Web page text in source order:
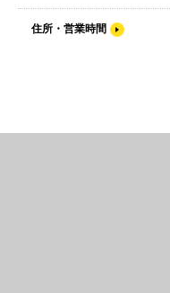
住所・営業時間